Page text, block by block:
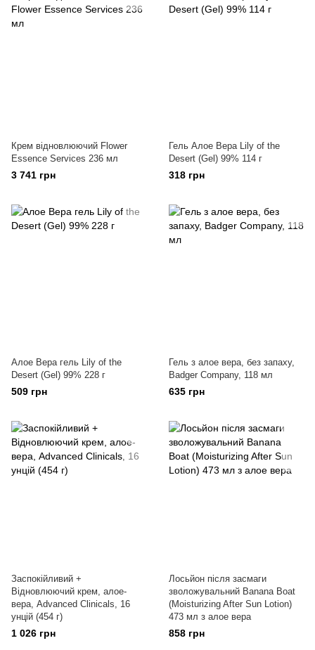
Крем відновлюючий Flower
Essence Services 236 мл
3 741 грн
Гель Алое Вера Lily of the
Desert (Gel) 99% 114 г
318 грн
Алое Вера гель Lily of the
Desert (Gel) 99% 228 г
509 грн
Гель з алое вера, без запаху,
Badger Company, 118 мл
635 грн
Заспокійливий +
Відновлюючий крем, алое-
вера, Advanced Clinicals, 16
унцій (454 г)
1 026 грн
Лосьйон після засмаги
зволожувальний Banana Boat
(Moisturizing After Sun Lotion)
473 мл з алое вера
858 грн